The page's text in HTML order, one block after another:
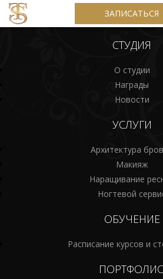
ЗАПИСАТЬСЯ
СТУДИЯ
О студии
Награды
Новости
УСЛУГИ
Архитектура
Макияж
Наращивание
Ногтевой
ОБУЧЕНИЕ
Расписание курсов и